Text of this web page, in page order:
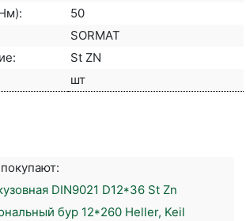
50
SORMAT
St ZN
шт
DIN9021 D12*36 St Zn
бур 12*260 Heller, Keil